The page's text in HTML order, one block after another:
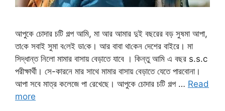
আপুকে চোদার চটি গল্প আমি, মা আর আমার দুই বছরের বড় সুষমা আপা,
তা‌কে সবাই সুমা ব‌লেই ডা‌কে। আর বাবা থা‌কেন দেশের বাইরে। মা
সিদ্ধান্ত নিলো মামার বাসায় বেড়াতে যাবে । কিন্তু আমি এ বছর s.s.c
পরীক্ষার্থী। সে-কারনে মার সাথে মামার বাসায় বেড়াতে যেতে পারবোনা।
আপা সবে মাত্র কলেজে পা রেখেছে। আপুকে চোদার চটি গল্প … Read
more